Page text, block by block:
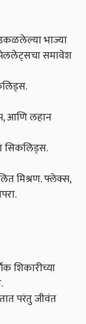
भाज्या
समावेश
आणि लहान
सिकलिड्स.
मिश्रण. फ्लेक्स,
शिकारीच्या
परंतु जीवंत